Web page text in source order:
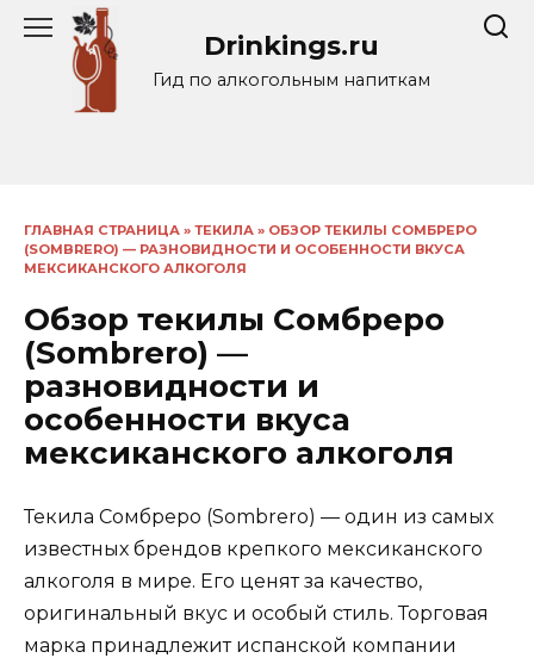
Перейти
содержанию
Drinkings.ru
Гид по алкогольным напиткам
ГЛАВНАЯ СТРАНИЦА » ТЕКИЛА » ОБЗОР ТЕКИЛЫ СОМБРЕРО
(SOMBRERO) — РАЗНОВИДНОСТИ И ОСОБЕННОСТИ ВКУСА
МЕКСИКАНСКОГО АЛКОГОЛЯ
Обзор текилы Сомбреро
(Sombrero) —
разновидности и
особенности вкуса
мексиканского алкоголя
Текила Сомбреро (Sombrero) — один из самых
известных брендов крепкого мексиканского
алкоголя в мире. Его ценят за качество,
оригинальный вкус и особый стиль. Торговая
марка принадлежит испанской компании